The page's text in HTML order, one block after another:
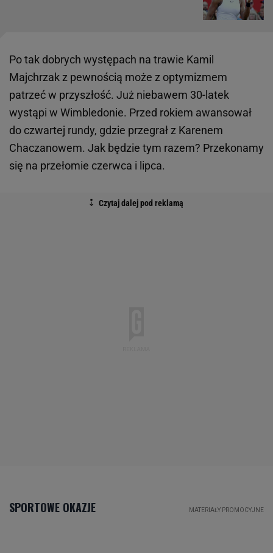
Po tak dobrych występach na trawie Kamil
Majchrzak z pewnością może z optymizmem
patrzeć w przyszłość. Już niebawem 30-latek
wystąpi w Wimbledonie. Przed rokiem awansował
do czwartej rundy, gdzie przegrał z Karenem
Chaczanowem. Jak będzie tym razem? Przekonamy
się na przełomie czerwca i lipca.